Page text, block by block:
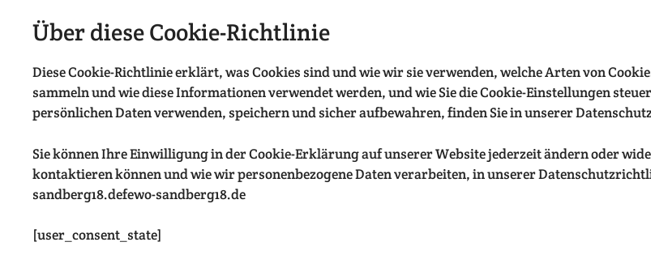
Über diese Cookie-Richtlinie
Diese Cookie-Richtlinie erklärt, was Cookies sind und wie wir sie verwenden, welche Arten von
sammeln und wie diese Informationen verwendet werden, und wie Sie die Cookie-Einstellungen
persönlichen Daten verwenden, speichern und sicher aufbewahren, finden Sie in unserer
Sie können Ihre Einwilligung in der Cookie-Erklärung auf unserer Website jederzeit ändern oder
kontaktieren können und wie wir personenbezogene Daten verarbeiten, in unserer
sandberg18.defewo-sandberg18.de
[user_consent_state]